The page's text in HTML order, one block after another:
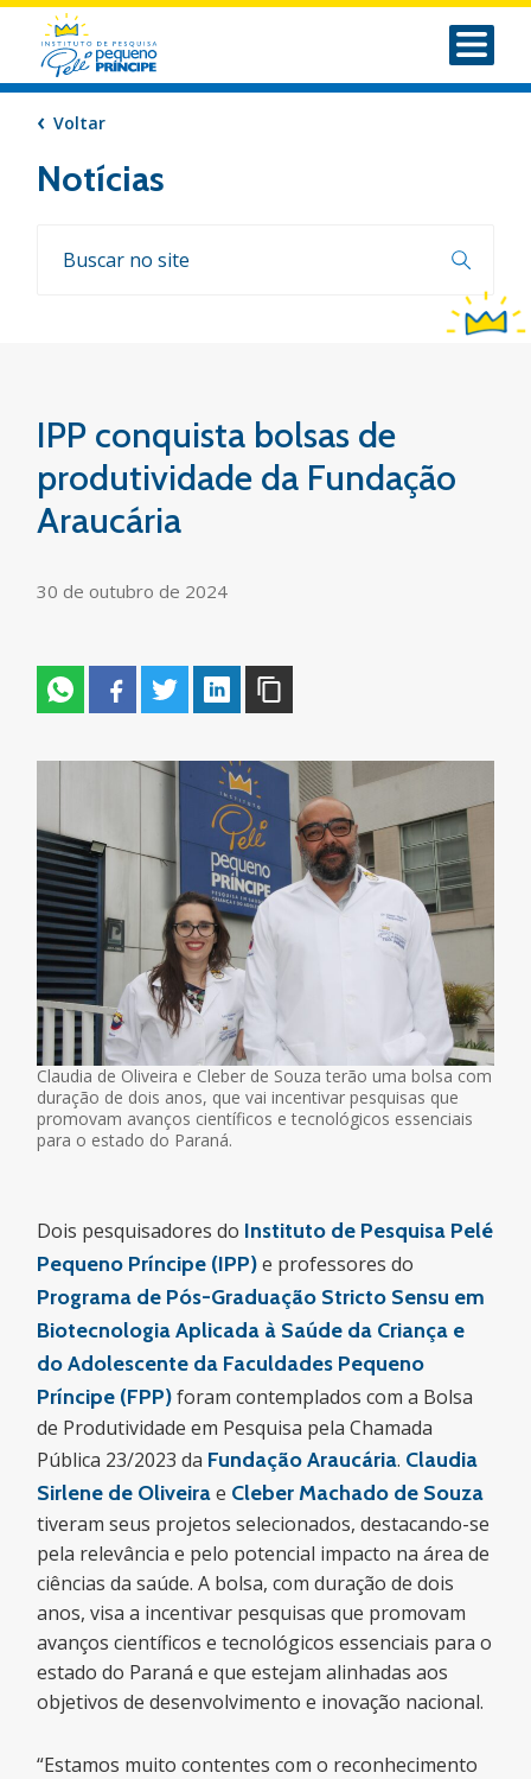
Voltar
Notícias
IPP conquista bolsas de
produtividade da Fundação
Araucária
30 de outubro de 2024
Claudia de Oliveira e Cleber de Souza terão uma bolsa com
duração de dois anos, que vai incentivar pesquisas que
promovam avanços científicos e tecnológicos essenciais
para o estado do Paraná.
Dois pesquisadores do Instituto de Pesquisa Pelé
Pequeno Príncipe (IPP)e professores do
Programa de Pós-Graduação Stricto Sensu em
Biotecnologia Aplicada à Saúde da Criança e
do Adolescente da Faculdades Pequeno
Príncipe (FPP)foram contemplados com a Bolsa
de Produtividade em Pesquisa pela Chamada
Pública 23/2023 da Fundação Araucária. Claudia
Sirlene de Oliveirae Cleber Machado de Souza
tiveram seus projetos selecionados, destacando-se
pela relevância e pelo potencial impacto na área de
ciências da saúde. A bolsa, com duração de dois
anos, visa a incentivar pesquisas que promovam
avanços científicos e tecnológicos essenciais para o
estado do Paraná e que estejam alinhadas aos
objetivos de desenvolvimento e inovação nacional.
“Estamos muito contentes com o reconhecimento